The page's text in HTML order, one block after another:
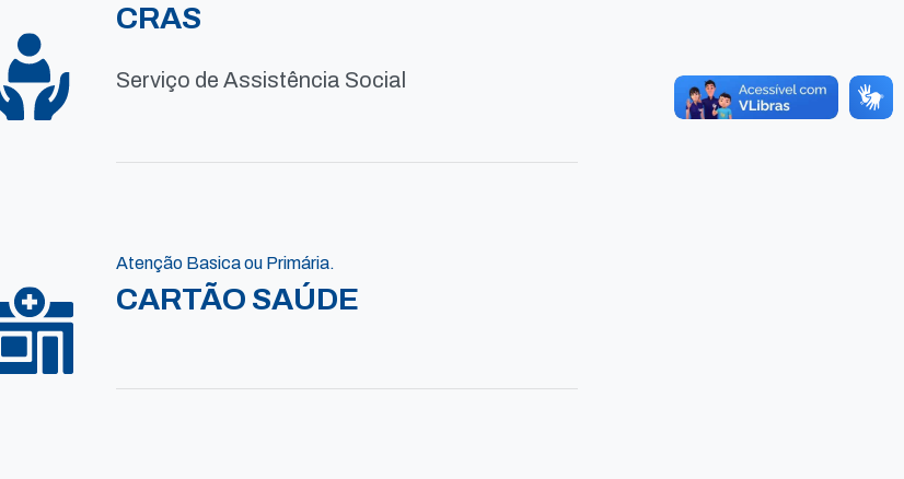
CRAS
Serviço de Assistência Social
Atenção Basica ou Primária.
CARTÃO SAÚDE